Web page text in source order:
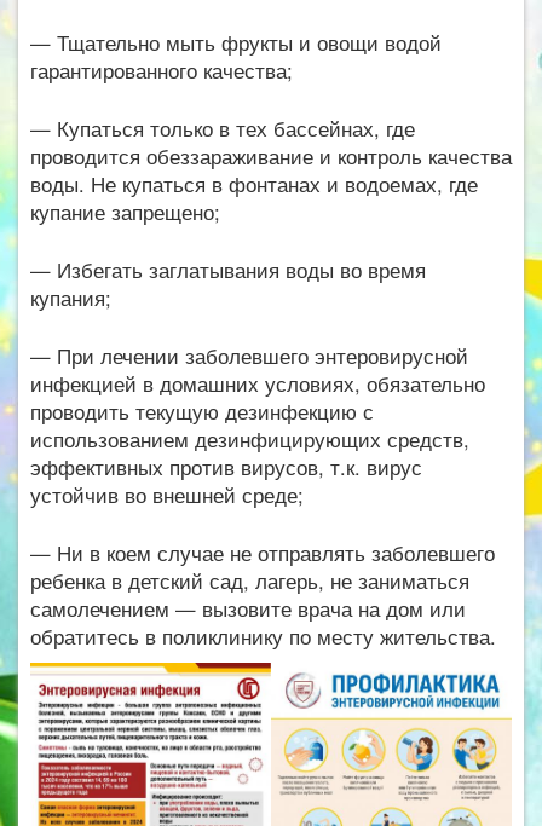
— Тщательно мыть фрукты и овощи водой
гарантированного качества;
— Купаться только в тех бассейнах, где
проводится обеззараживание и контроль качества
воды. Не купаться в фонтанах и водоемах, где
купание запрещено;
— Избегать заглатывания воды во время
купания;
— При лечении заболевшего энтеровирусной
инфекцией в домашних условиях, обязательно
проводить текущую дезинфекцию с
использованием дезинфицирующих средств,
эффективных против вирусов, т.к. вирус
устойчив во внешней среде;
— Ни в коем случае не отправлять заболевшего
ребенка в детский сад, лагерь, не заниматься
самолечением — вызовите врача на дом или
обратитесь в поликлинику по месту жительства.